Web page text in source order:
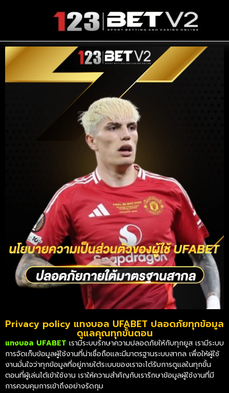
Privacy policy แทงบอล UFABET ปลอดภัยทุกข้อมูล
ดูแลคุณทุกขั้นตอน
แทงบอล UFABET เรามีระบบรักษาความปลอดภัยให้กับทุกยูส เรามีระบบ
การจัดเก็บข้อมูลผู้ใช้งานที่น่าเชื่อถือและมีมาตรฐานระบบสากล เพื่อให้ผู้ใช้
งานมั่นใจว่าทุกข้อมูลที่อยู่ภายใต้ระบบของเราจะได้รับการดูแลในทุกขั้น
ตอนที่ผู้เล่นได้เข้าใช้งาน เราให้ความสำคัญกับเรารักษาข้อมูลผู้ใช้งานที่มี
การควบคุมการเข้าถึงอย่างรัดกุม